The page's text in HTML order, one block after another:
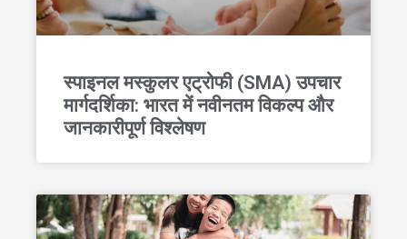
स्पाइनल मस्कुलर एट्रोफी (SMA) उपचार
मार्गदर्शिका: भारत में नवीनतम विकल्प और
जानकारीपूर्ण विश्लेषण